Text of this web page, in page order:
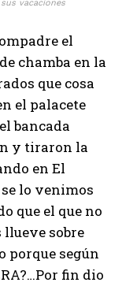
vacaciones
el
chamba en la
que cosa
el palacete
bancada
y tiraron la
en El
lo venimos
que el que no
llueve sobre
porque según
fin dio